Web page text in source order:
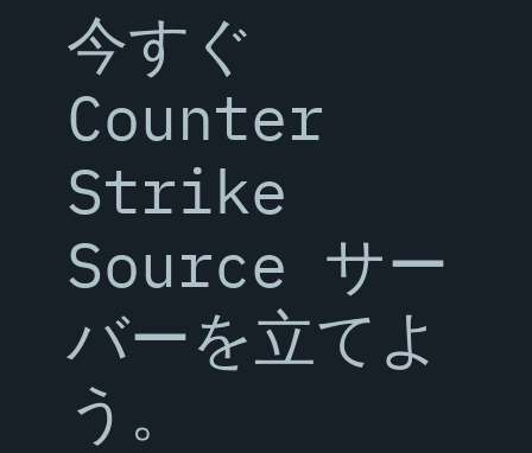
今すぐ
Counter
Strike
Source サー
バーを立てよ
う。